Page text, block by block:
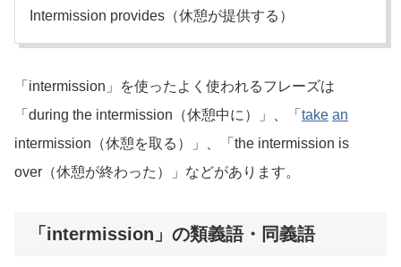
Intermission provides（休憩が提供する）
「intermission」を使ったよく使われるフレーズは
「during the intermission（休憩中に）」、「 take an
intermission（休憩を取る）」、「the intermission is
over（休憩が終わった）」などがあります。
「intermission」の類義語・同義語